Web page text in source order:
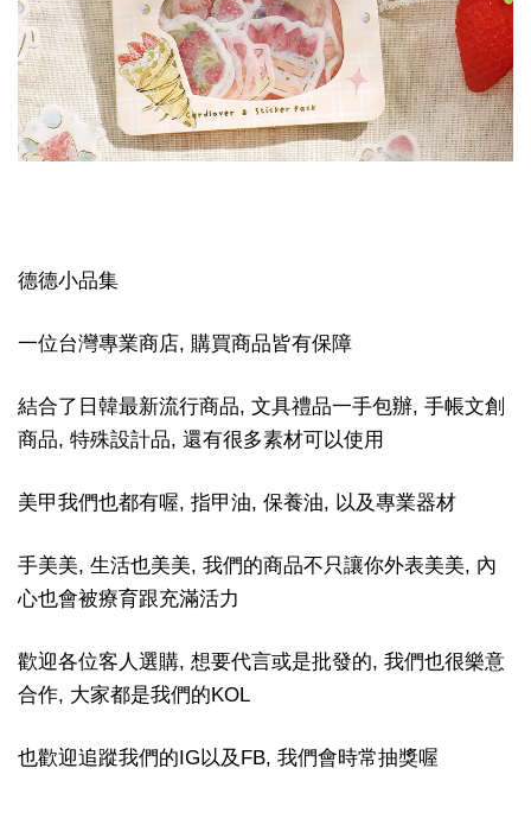
德德小品集
一位台灣專業商店, 購買商品皆有保障
結合了日韓最新流行商品, 文具禮品一手包辦, 手帳文創
商品, 特殊設計品, 還有很多素材可以使用
美甲我們也都有喔, 指甲油, 保養油, 以及專業器材
手美美, 生活也美美, 我們的商品不只讓你外表美美, 內
心也會被療育跟充滿活力
歡迎各位客人選購, 想要代言或是批發的, 我們也很樂意
合作, 大家都是我們的KOL
也歡迎追蹤我們的IG以及FB, 我們會時常抽獎喔